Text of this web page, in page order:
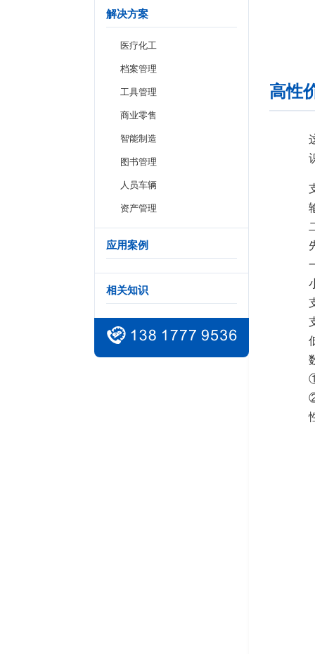
解决方案
医疗化工
档案管理
工具管理
商业零售
智能制造
图书管理
人员车辆
资产管理
应用案例
相关知识
高性